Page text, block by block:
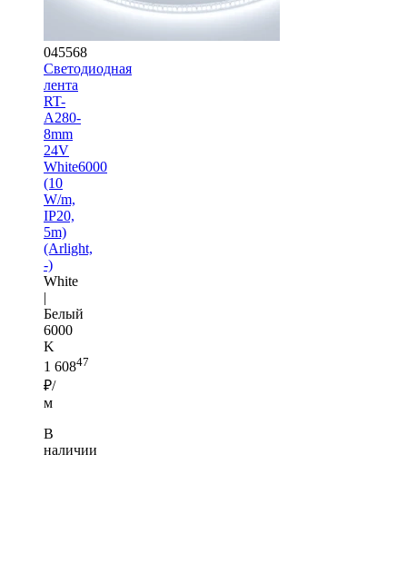
045568
Светодиодная
лента
RT-
A280-
8mm
24V
White6000
(10
W/m,
IP20,
5m)
(Arlight,
-)
White
|
Белый
6000
K
1 60847
₽/
м
В
наличии